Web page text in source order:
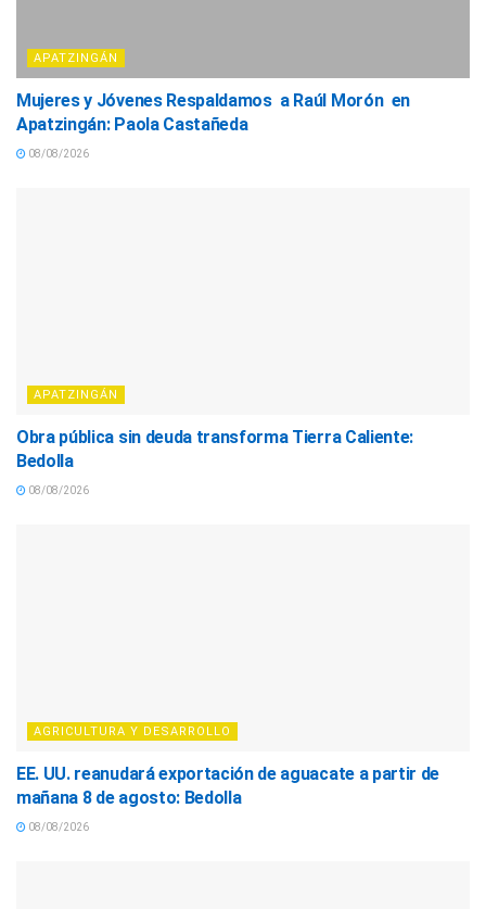
APATZINGÁN
Mujeres y Jóvenes Respaldamos a Raúl Morón en
Apatzingán: Paola Castañeda
08/08/2026
APATZINGÁN
Obra pública sin deuda transforma Tierra Caliente:
Bedolla
08/08/2026
AGRICULTURA Y DESARROLLO
EE. UU. reanudará exportación de aguacate a partir de
mañana 8 de agosto: Bedolla
08/08/2026